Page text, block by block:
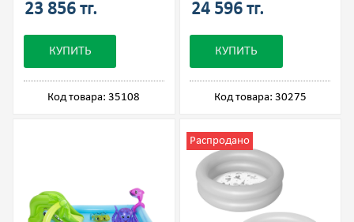
23 856 тг.
КУПИТЬ
Код товара: 35108
24 596 тг.
КУПИТЬ
Код товара: 30275
Распродано